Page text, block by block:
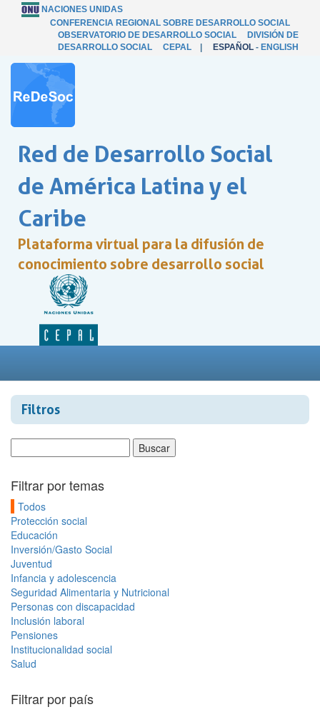
NACIONES UNIDAS
CONFERENCIA REGIONAL SOBRE DESARROLLO SOCIAL
OBSERVATORIO DE DESARROLLO SOCIAL
DIVISIÓN DE
DESARROLLO SOCIAL
CEPAL ESPAÑOL - ENGLISH
Red de Desarrollo Social
de América Latina y el
Caribe
Plataforma virtual para la difusión de
conocimiento sobre desarrollo social
Filtros
Filtrar por temas
Todos
Protección social
Educación
Inversión/Gasto Social
Juventud
Infancia y adolescencia
Seguridad Alimentaria y Nutricional
Personas con discapacidad
Inclusión laboral
Pensiones
Institucionalidad social
Salud
Filtrar por país